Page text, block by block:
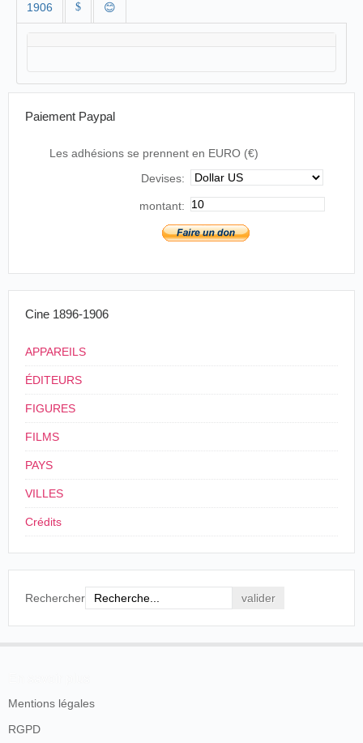
1906 $ 😊
Paiement Paypal
Les adhésions se prennent en EURO (€)
Devises:
montant:
Cine 1896-1906
APPAREILS
ÉDITEURS
FIGURES
FILMS
PAYS
VILLES
Crédits
Rechercher
Mentions légales
RGPD